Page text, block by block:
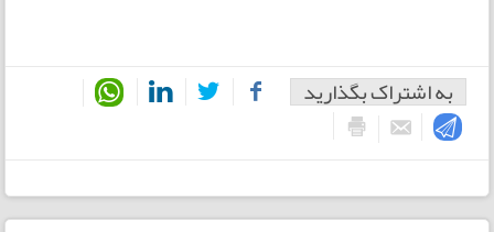
به اشتراک بگذارید